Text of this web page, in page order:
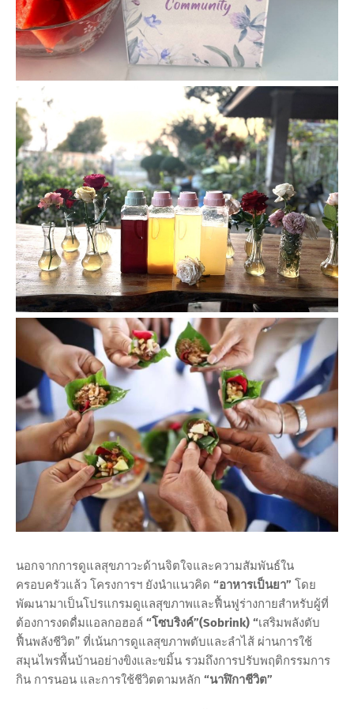
นอกจากการดูแลสุขภาวะด้านจิตใจและความสัมพันธ์ใน
ครอบครัวแล้ว โครงการฯ ยังนำแนวคิด “อาหารเป็นยา” โดย
พัฒนามาเป็นโปรแกรมดูแลสุขภาพและฟื้นฟูร่างกายสำหรับผู้ที่
ต้องการงดดื่มแอลกอฮอล์ “โซบริงค์”(Sobrink) “เสริมพลังตับ
ฟื้นพลังชีวิต” ที่เน้นการดูแลสุขภาพตับและลำไส้ ผ่านการใช้
สมุนไพรพื้นบ้านอย่างขิงและขมิ้น รวมถึงการปรับพฤติกรรมการ
กิน การนอน และการใช้ชีวิตตามหลัก “นาฬิกาชีวิต”